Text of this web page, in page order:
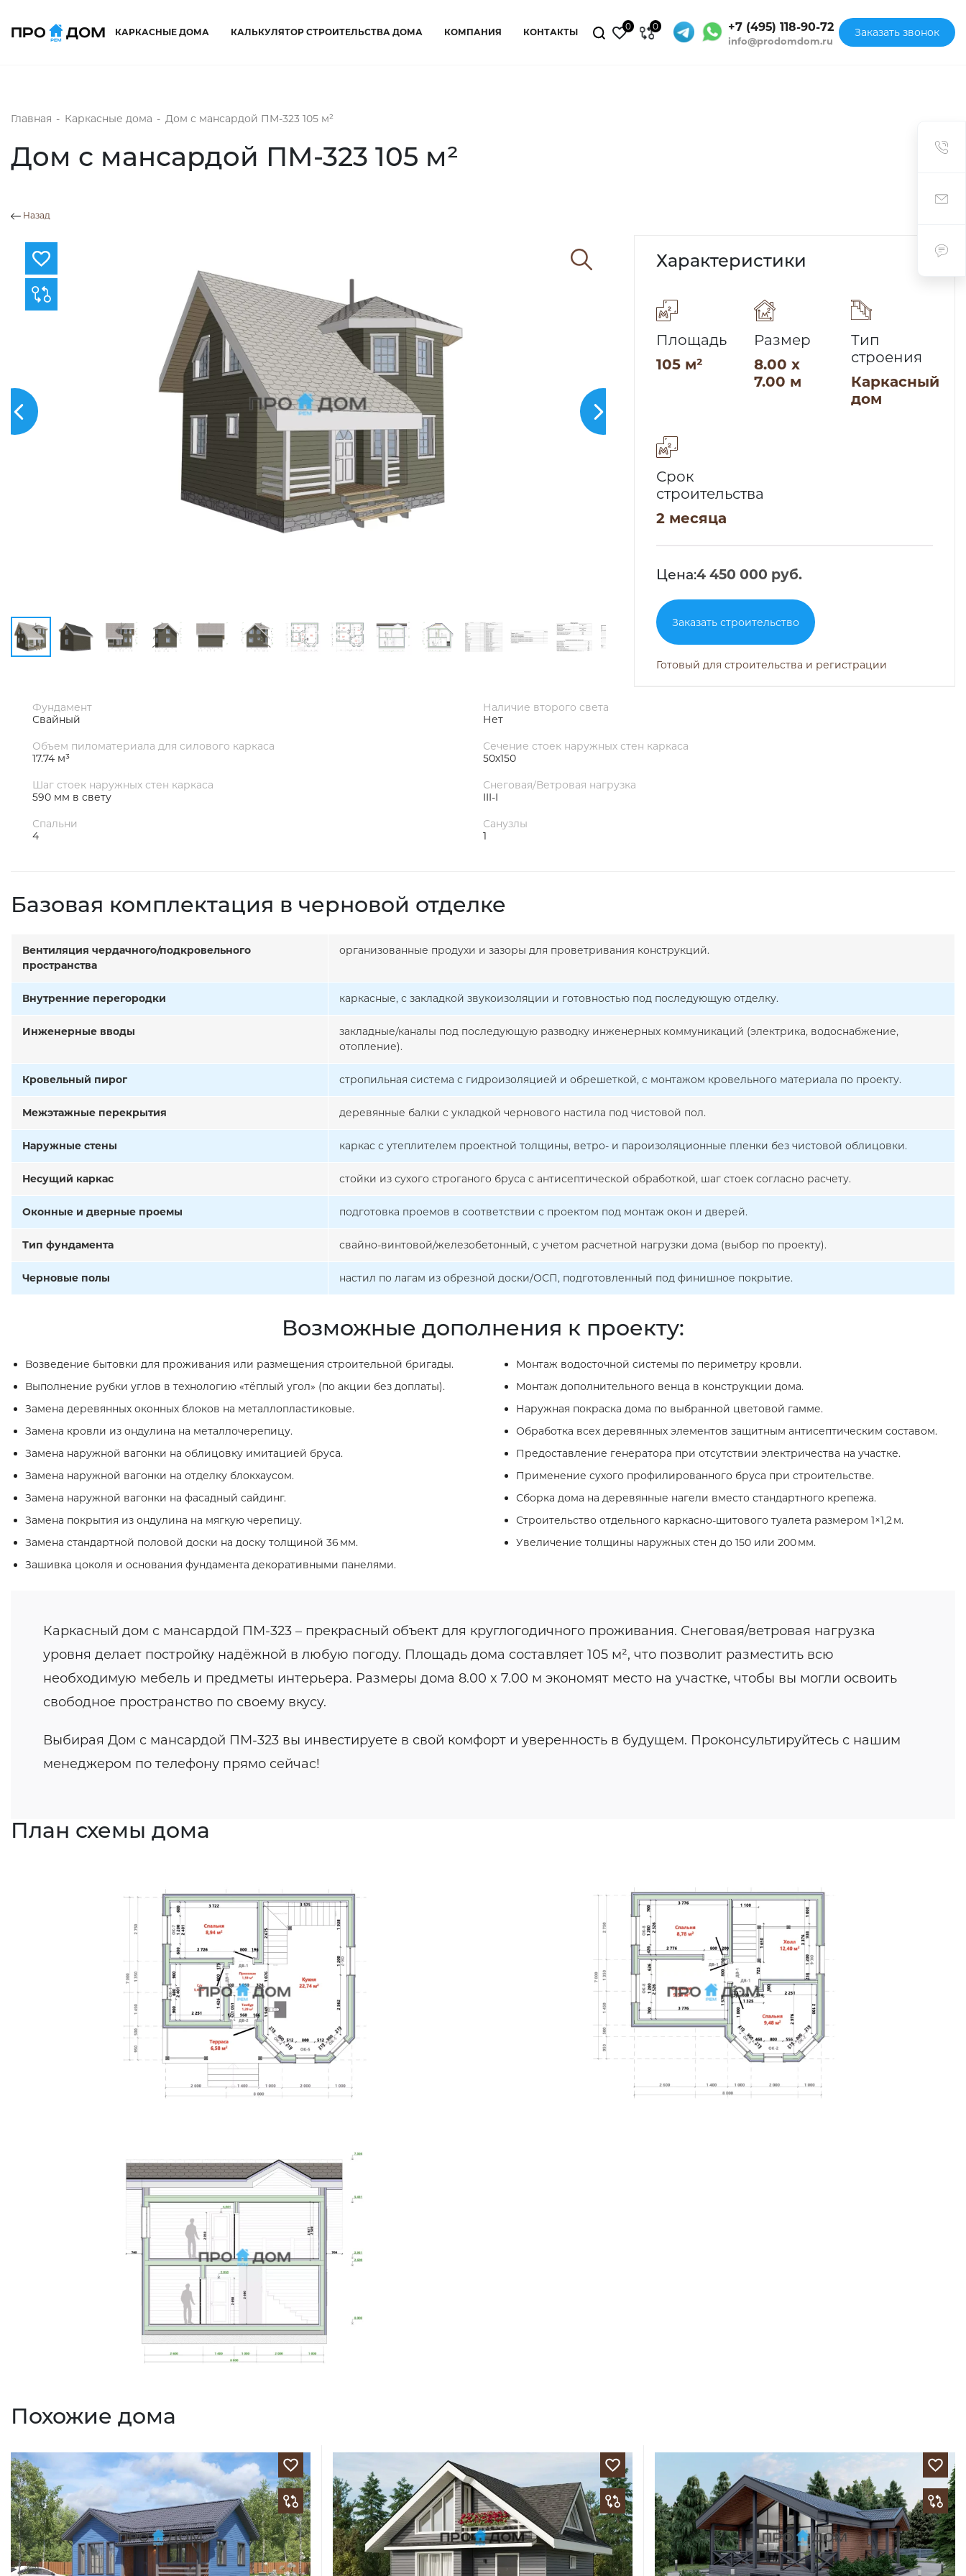
КАРКАСНЫЕ ДОМА КАЛЬКУЛЯТОР СТРОИТЕЛЬСТВА ДОМА КОМПАНИЯ КОНТАКТЫ
0 0 +7 (495) 118-90-72
info@prodomdom.ru
Заказать звонок
Главная - Каркасные дома - Дом с мансардой ПМ-323 105 м²
Дом с мансардой ПМ-323 105 м²
Назад
Характеристики
Площадь
105 м²
Размер
8.00 x
7.00 м
Тип
строения
Каркасный
дом
Срок
строительства
2 месяца
Цена:4 450 000 руб.
Заказать строительство
Готовый для строительства и регистрации
Фундамент
Свайный
Наличие второго света
Нет
Объем пиломатериала для силового каркаса
17.74 м³
Сечение стоек наружных стен каркаса
50х150
Шаг стоек наружных стен каркаса
590 мм в свету
Снеговая/Ветровая нагрузка
III-I
Спальни
4
Санузлы
1
Базовая комплектация в черновой отделке
Вентиляция чердачного/подкровельного
пространства
организованные продухи и зазоры для проветривания конструкций.
Внутренние перегородки каркасные, с закладкой звукоизоляции и готовностью под последующую отделку.
Инженерные вводы
закладные/каналы под последующую разводку инженерных коммуникаций (электрика, водоснабжение,
отопление).
Кровельный пирог стропильная система с гидроизоляцией и обрешеткой, с монтажом кровельного материала по проекту.
Межэтажные перекрытия деревянные балки с укладкой чернового настила под чистовой пол.
Наружные стены каркас с утеплителем проектной толщины, ветро- и пароизоляционные пленки без чистовой облицовки.
Несущий каркас стойки из сухого строганого бруса с антисептической обработкой, шаг стоек согласно расчету.
Оконные и дверные проемы подготовка проемов в соответствии с проектом под монтаж окон и дверей.
Тип фундамента свайно-винтовой/железобетонный, с учетом расчетной нагрузки дома (выбор по проекту).
Черновые полы настил по лагам из обрезной доски/ОСП, подготовленный под финишное покрытие.
Возможные дополнения к проекту:
Возведение бытовки для проживания или размещения строительной бригады.
Выполнение рубки углов в технологию «тёплый угол» (по акции без доплаты).
Замена деревянных оконных блоков на металлопластиковые.
Замена кровли из ондулина на металлочерепицу.
Замена наружной вагонки на облицовку имитацией бруса.
Замена наружной вагонки на отделку блокхаусом.
Замена наружной вагонки на фасадный сайдинг.
Замена покрытия из ондулина на мягкую черепицу.
Замена стандартной половой доски на доску толщиной 36 мм.
Зашивка цоколя и основания фундамента декоративными панелями.
Монтаж водосточной системы по периметру кровли.
Монтаж дополнительного венца в конструкции дома.
Наружная покраска дома по выбранной цветовой гамме.
Обработка всех деревянных элементов защитным антисептическим составом.
Предоставление генератора при отсутствии электричества на участке.
Применение сухого профилированного бруса при строительстве.
Сборка дома на деревянные нагели вместо стандартного крепежа.
Строительство отдельного каркасно‑щитового туалета размером 1×1,2 м.
Увеличение толщины наружных стен до 150 или 200 мм.
Каркасный дом с мансардой ПМ-323 – прекрасный объект для круглогодичного проживания. Снеговая/ветровая нагрузка
уровня делает постройку надёжной в любую погоду. Площадь дома составляет 105 м², что позволит разместить всю
необходимую мебель и предметы интерьера. Размеры дома 8.00 x 7.00 м экономят место на участке, чтобы вы могли освоить
свободное пространство по своему вкусу.
Выбирая Дом с мансардой ПМ-323 вы инвестируете в свой комфорт и уверенность в будущем. Проконсультируйтесь с нашим
менеджером по телефону прямо сейчас!
План схемы дома
Похожие дома